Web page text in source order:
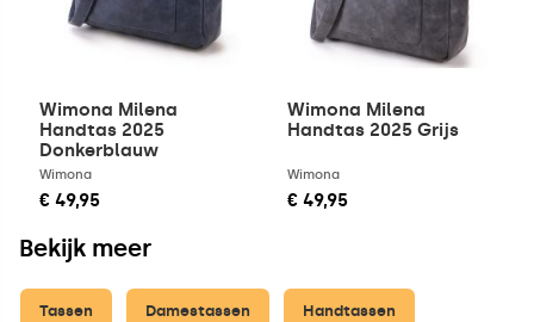
Wimona Milena
Handtas 2025
Donkerblauw
Wimona
€ 49,95
Wimona Milena
Handtas 2025 Grijs
Wimona
€ 49,95
Bekijk meer
Tassen Damestassen Handtassen